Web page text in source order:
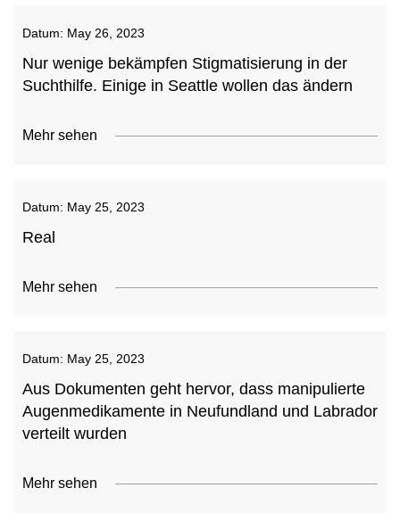
Datum: May 26, 2023
Nur wenige bekämpfen Stigmatisierung in der
Suchthilfe. Einige in Seattle wollen das ändern
Mehr sehen
Datum: May 25, 2023
Real
Mehr sehen
Datum: May 25, 2023
Aus Dokumenten geht hervor, dass manipulierte
Augenmedikamente in Neufundland und Labrador
verteilt wurden
Mehr sehen